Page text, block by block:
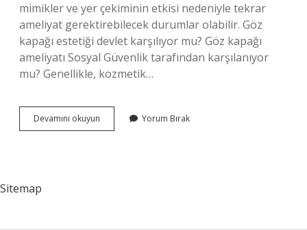
mimikler ve yer çekiminin etkisi nedeniyle tekrar
ameliyat gerektirebilecek durumlar olabilir. Göz
kapağı estetiği devlet karşılıyor mu? Göz kapağı
ameliyatı Sosyal Güvenlik tarafından karşılanıyor
mu? Genellikle, kozmetik…
Devamını okuyun
Kapağı
Yorum Bırak
Sitemap